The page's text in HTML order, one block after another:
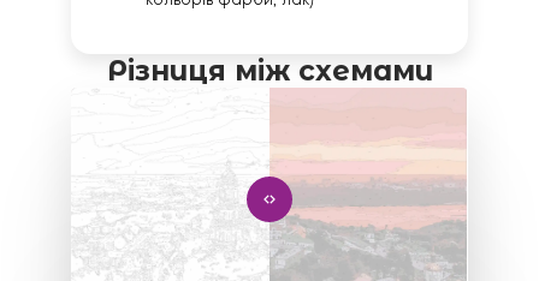
Різниця між схемами